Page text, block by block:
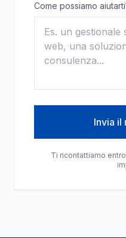
Come possiamo
Invia il
Ti ricontattiamo